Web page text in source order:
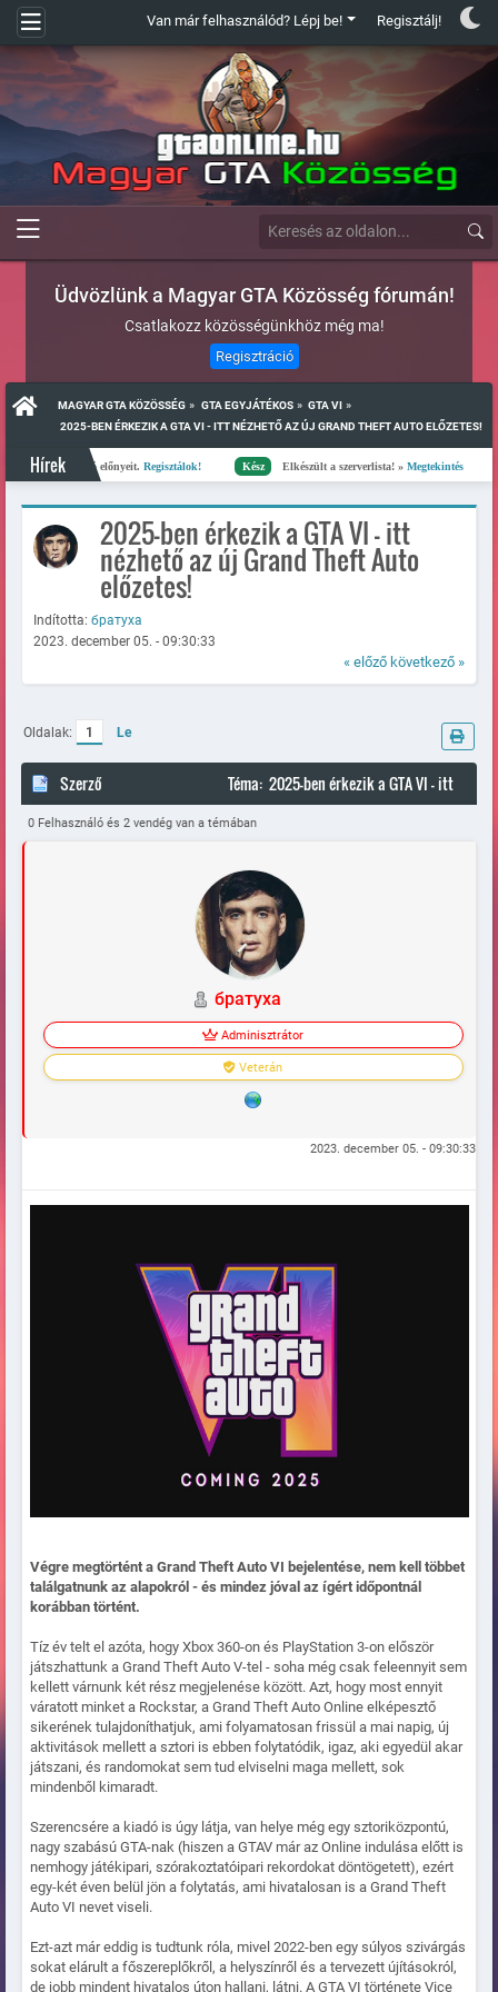
Van már felhasználód? Lépj be! Regisztálj!
Üdvözlünk a Magyar GTA Közösség fórumán!
Csatlakozz közösségünkhöz még ma!
Regisztráció
MAGYAR GTA KÖZÖSSÉG » GTA EGYJÁTÉKOS » GTA VI »
2025-BEN ÉRKEZIK A GTA VI - ITT NÉZHETŐ AZ ÚJ GRAND THEFT AUTO ELŐZETES!
Hírek
a regisztáció előnyeit.Regisztálok! Elkészült a szerverlista! »Megtekintés
2025-ben érkezik a GTA VI - itt
nézhető az új Grand Theft Auto
előzetes!
Indította: братуха
2023. december 05. - 09:30:33
« előző következő »
Oldalak: 1 Le
Szerző
Téma: 2025-ben érkezik a GTA VI - itt
nézhető az új Grand Theft Auto előzetes! (Megtekintve 108568
0 Felhasználó és 2 vendég van a témában
братуха
Adminisztrátor
Veterán
2023. december 05. - 09:30:33
Végre megtörtént a Grand Theft Auto VI bejelentése, nem kell többet
találgatnunk az alapokról - és mindez jóval az ígért időpontnál
korábban történt.
Tíz év telt el azóta, hogy Xbox 360-on és PlayStation 3-on először
játszhattunk a Grand Theft Auto V-tel - soha még csak feleennyit sem
kellett várnunk két rész megjelenése között. Azt, hogy most ennyit
váratott minket a Rockstar, a Grand Theft Auto Online elképesztő
sikerének tulajdoníthatjuk, ami folyamatosan frissül a mai napig, új
aktivitások mellett a sztori is ebben folytatódik, igaz, aki egyedül akar
játszani, és randomokat sem tud elviselni maga mellett, sok
mindenből kimaradt.
Szerencsére a kiadó is úgy látja, van helye még egy sztoriközpontú,
nagy szabású GTA-nak (hiszen a GTAV már az Online indulása előtt is
nemhogy játékipari, szórakoztatóipari rekordokat döntögetett), ezért
egy-két éven belül jön a folytatás, ami hivatalosan is a Grand Theft
Auto VI nevet viseli.
Ezt-azt már eddig is tudtunk róla, mivel 2022-ben egy súlyos szivárgás
sokat elárult a főszereplőkről, a helyszínről és a tervezett újításokról,
de jobb mindent hivatalos úton hallani, látni. A GTA VI története Vice